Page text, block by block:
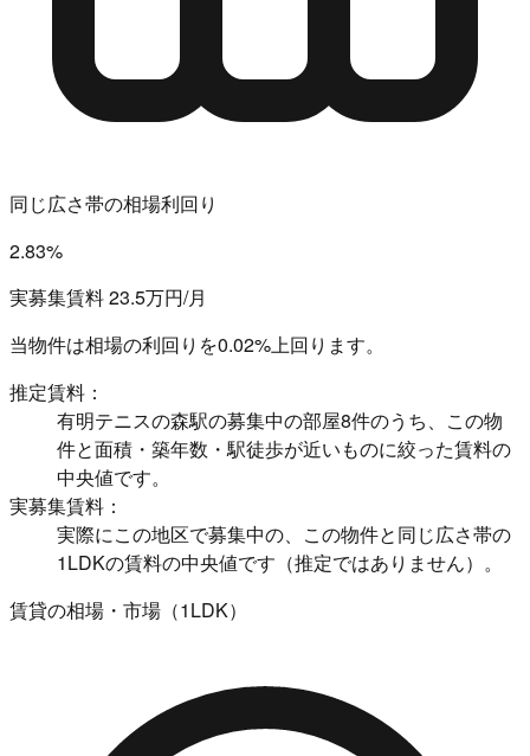
同じ広さ帯の相場利回り
2.83%
実募集賃料 23.5万円/月
当物件は相場の利回りを0.02%上回ります。
推定賃料：
有明テニスの森駅の募集中の部屋8件のうち、この物
件と面積・築年数・駅徒歩が近いものに絞った賃料の
中央値です。
実募集賃料：
実際にこの地区で募集中の、この物件と同じ広さ帯の
1LDKの賃料の中央値です（推定ではありません）。
賃貸の相場・市場（1LDK）